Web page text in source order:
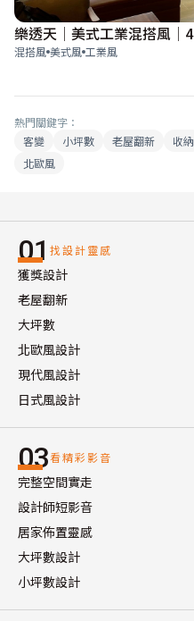
樂透天│美式工業混搭風
混搭風 美式風 工業風
熱門關鍵字：
客變
小坪數 老屋翻新 收納
北歐風
01 找設計靈感
獲獎設計
老屋翻新
大坪數
北歐風設計
現代風設計
日式風設計
03看精彩影音
完整空間實走
設計師短影音
居家佈置靈感
大坪數設計
小坪數設計